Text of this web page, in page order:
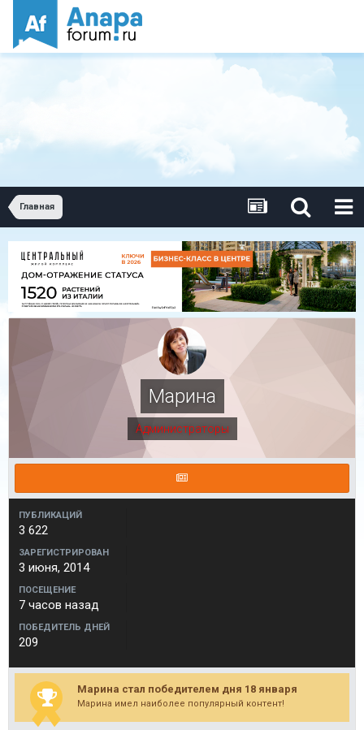
Главная
Марина
Администраторы
ПУБЛИКАЦИЙ
3 622
ЗАРЕГИСТРИРОВАН
3 июня, 2014
ПОСЕЩЕНИЕ
7 часов назад
ПОБЕДИТЕЛЬ ДНЕЙ
209
Марина стал победителем дня 18 января
Марина имел наиболее популярный контент!